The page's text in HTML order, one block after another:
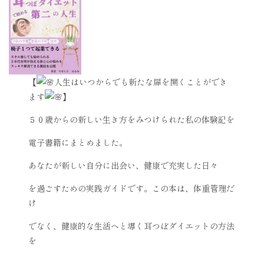
【
人生はいつからでも新たな扉を開くことができ
ます
】
５０歳からの新しい生き方をみつけられた私の体験記を
電子書籍にまとめました。
あなたが新しい自分に出会い、健康で充実した日々
を過ごすための実践ガイドです。この本は、体重管理だ
け
でなく、健康的な生活へと導く耳つぼダイエットの方法
を